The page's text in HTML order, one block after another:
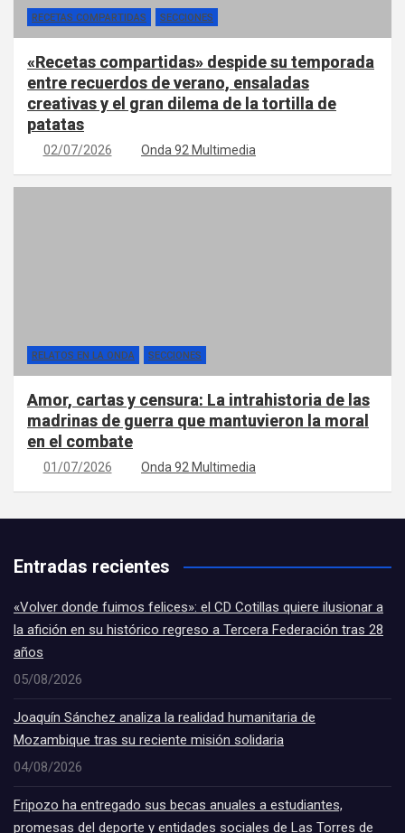
RECETAS COMPARTIDAS SECCIONES
«Recetas compartidas» despide su temporada
entre recuerdos de verano, ensaladas
creativas y el gran dilema de la tortilla de
patatas
02/07/2026 Onda 92 Multimedia
RELATOS EN LA ONDA SECCIONES
Amor, cartas y censura: La intrahistoria de las
madrinas de guerra que mantuvieron la moral
en el combate
01/07/2026 Onda 92 Multimedia
Entradas recientes
«Volver donde fuimos felices»: el CD Cotillas quiere ilusionar a
la afición en su histórico regreso a Tercera Federación tras 28
años
05/08/2026
Joaquín Sánchez analiza la realidad humanitaria de
Mozambique tras su reciente misión solidaria
04/08/2026
Fripozo ha entregado sus becas anuales a estudiantes,
promesas del deporte y entidades sociales de Las Torres de